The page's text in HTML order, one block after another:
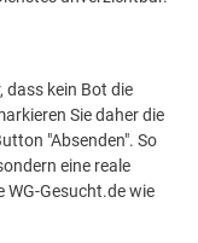
dass kein Bot die
Sie daher die
"Absenden". So
eine reale
WG-Gesucht.de wie